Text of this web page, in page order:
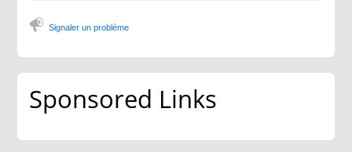
Signaler un problème
Sponsored Links